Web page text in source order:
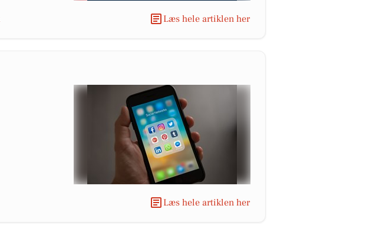
Læs hele artiklen her
Læs hele artiklen her